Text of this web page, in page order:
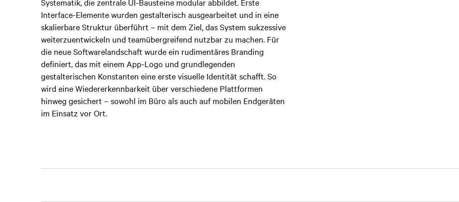
Interface-Elemente wurden gestalterisch ausgearbeitet und in eine
skalierbare Struktur überführt – mit dem Ziel, das System sukzessive
weiterzuentwickeln und teamübergreifend nutzbar zu machen. Für
die neue Softwarelandschaft wurde ein rudimentäres Branding
definiert, das mit einem App-Logo und grundlegenden
gestalterischen Konstanten eine erste visuelle Identität schafft. So
wird eine Wiedererkennbarkeit über verschiedene Plattformen
hinweg gesichert – sowohl im Büro als auch auf mobilen Endgeräten
im Einsatz vor Ort.